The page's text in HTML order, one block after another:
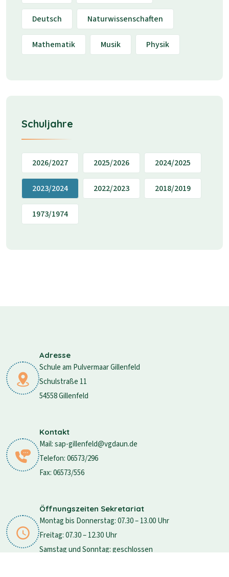
Deutsch Naturwissenschaften
Mathematik Musik Physik
Schuljahre
2026/2027 2025/2026 2024/2025
2023/2024 2022/2023 2018/2019
1973/1974
Adresse
Schule am Pulvermaar Gillenfeld
Schulstraße 11
54558 Gillenfeld
Kontakt
Mail: sap-gillenfeld@vgdaun.de
Telefon: 06573/296
Fax: 06573/556
Öffnungszeiten Sekretariat
Montag bis Donnerstag: 07.30 – 13.00 Uhr
Freitag: 07.30 – 12.30 Uhr
Samstag und Sonntag: geschlossen